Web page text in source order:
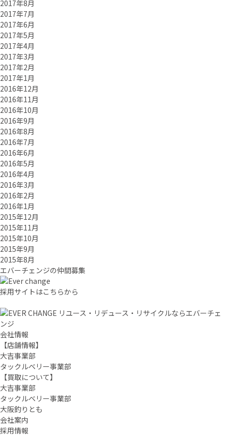
2017年8月
2017年7月
2017年6月
2017年5月
2017年4月
2017年3月
2017年2月
2017年1月
2016年12月
2016年11月
2016年10月
2016年9月
2016年8月
2016年7月
2016年6月
2016年5月
2016年4月
2016年3月
2016年2月
2016年1月
2015年12月
2015年11月
2015年10月
2015年9月
2015年8月
エバーチェ ンジの仲間募集
採用サイトはこちらから
リユース・リデュース・リサイクルならエバーチェ
ンジ
会社情報
【店舗情報】
大吉事業部
タックルベリー事業部
【買取について】
大吉事業部
タックルベリー事業部
大阪釣りとも
会社案内
採用情報